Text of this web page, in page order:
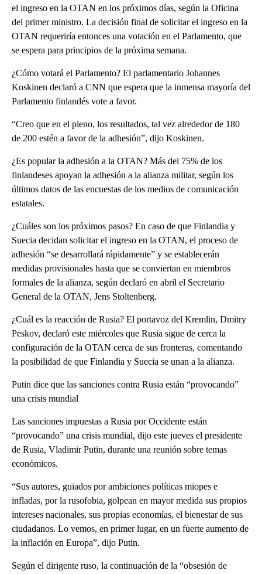
el ingreso en la OTAN en los próximos días, según la Oficina
del primer ministro. La decisión final de solicitar el ingreso en la
OTAN requeriría entonces una votación en el Parlamento, que
se espera para principios de la próxima semana.
¿Cómo votará el Parlamento? El parlamentario Johannes
Koskinen declaró a CNN que espera que la inmensa mayoría del
Parlamento finlandés vote a favor.
“Creo que en el pleno, los resultados, tal vez alrededor de 180
de 200 estén a favor de la adhesión”, dijo Koskinen.
¿Es popular la adhesión a la OTAN? Más del 75% de los
finlandeses apoyan la adhesión a la alianza militar, según los
últimos datos de las encuestas de los medios de comunicación
estatales.
¿Cuáles son los próximos pasos? En caso de que Finlandia y
Suecia decidan solicitar el ingreso en la OTAN, el proceso de
adhesión “se desarrollará rápidamente” y se establecerán
medidas provisionales hasta que se conviertan en miembros
formales de la alianza, según declaró en abril el Secretario
General de la OTAN, Jens Stoltenberg.
¿Cuál es la reacción de Rusia? El portavoz del Kremlin, Dmitry
Peskov, declaró este miércoles que Rusia sigue de cerca la
configuración de la OTAN cerca de sus fronteras, comentando
la posibilidad de que Finlandia y Suecia se unan a la alianza.
Putin dice que las sanciones contra Rusia están “provocando”
una crisis mundial
Las sanciones impuestas a Rusia por Occidente están
“provocando” una crisis mundial, dijo este jueves el presidente
de Rusia, Vladimir Putin, durante una reunión sobre temas
económicos.
“Sus autores, guiados por ambiciones políticas miopes e
infladas, por la rusofobia, golpean en mayor medida sus propios
intereses nacionales, sus propias economías, el bienestar de sus
ciudadanos. Lo vemos, en primer lugar, en un fuerte aumento de
la inflación en Europa”, dijo Putin.
Según el dirigente ruso, la continuación de la “obsesión de